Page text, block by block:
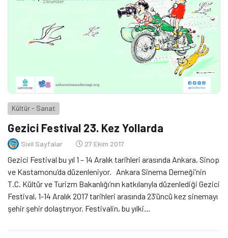
Kültür - Sanat
Gezici Festival 23. Kez Yollarda
Sivil Sayfalar 27 Ekim 2017
Gezici Festival bu yıl 1 – 14 Aralık tarihleri arasında Ankara, Sinop
ve Kastamonu’da düzenleniyor. Ankara Sinema Derneği’nin
T.C. Kültür ve Turizm Bakanlığı’nın katkılarıyla düzenlediği Gezici
Festival, 1-14 Aralık 2017 tarihleri arasında 23’üncü kez sinemayı
şehir şehir dolaştırıyor. Festivalin, bu yılki
da festivalin ilk durağı Ankara. 1-7 Aralık tarihleri